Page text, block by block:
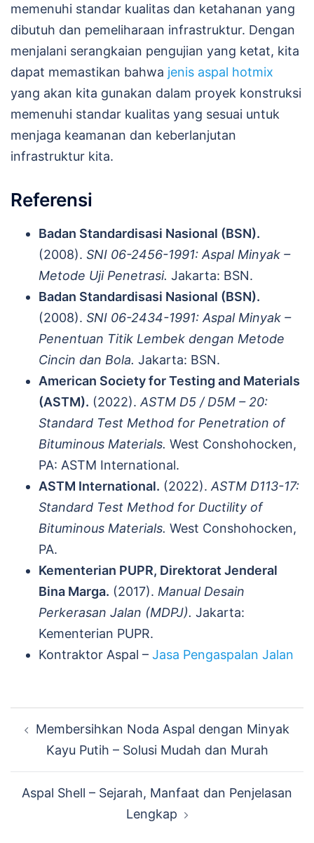
memenuhi standar kualitas dan ketahanan yang
dibutuh dan pemeliharaan infrastruktur. Dengan
menjalani serangkaian pengujian yang ketat, kita
dapat memastikan bahwa jenis aspal hotmix
yang akan kita gunakan dalam proyek konstruksi
memenuhi standar kualitas yang sesuai untuk
menjaga keamanan dan keberlanjutan
infrastruktur kita.
Referensi
Badan Standardisasi Nasional (BSN).
(2008). SNI 06-2456-1991: Aspal Minyak –
Metode Uji Penetrasi. Jakarta: BSN.
Badan Standardisasi Nasional (BSN).
(2008). SNI 06-2434-1991: Aspal Minyak –
Penentuan Titik Lembek dengan Metode
Cincin dan Bola. Jakarta: BSN.
American Society for Testing and Materials
(ASTM). (2022). ASTM D5 / D5M – 20:
Standard Test Method for Penetration of
Bituminous Materials. West Conshohocken,
PA: ASTM International.
ASTM International. (2022). ASTM D113-17:
Standard Test Method for Ductility of
Bituminous Materials. West Conshohocken,
PA.
Kementerian PUPR, Direktorat Jenderal
Bina Marga. (2017). Manual Desain
Perkerasan Jalan (MDPJ). Jakarta:
Kementerian PUPR.
Kontraktor Aspal – Jasa Pengaspalan Jalan
Tulisan
Membersihkan Noda Aspal dengan Minyak
Kayu Putih – Solusi Mudah dan Murah
Aspal Shell – Sejarah, Manfaat dan Penjelasan
Lengkap